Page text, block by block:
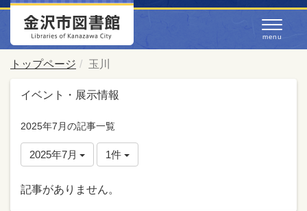
トップページ 玉川
イベント・展示情報
2025年7月の記事一覧
2025年7月 1件
記事がありません。